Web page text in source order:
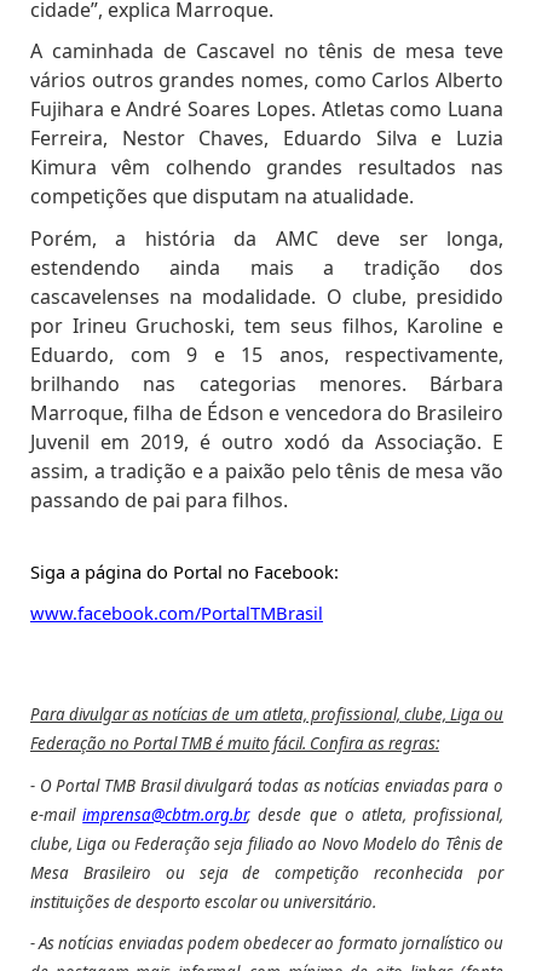
cidade”, explica Marroque.
A caminhada de Cascavel no tênis de mesa teve
vários outros grandes nomes, como Carlos Alberto
Fujihara e André Soares Lopes. Atletas como Luana
Ferreira, Nestor Chaves, Eduardo Silva e Luzia
Kimura vêm colhendo grandes resultados nas
competições que disputam na atualidade.
Porém, a história da AMC deve ser longa,
estendendo ainda mais a tradição dos
cascavelenses na modalidade. O clube, presidido
por Irineu Gruchoski, tem seus filhos, Karoline e
Eduardo, com 9 e 15 anos, respectivamente,
brilhando nas categorias menores. Bárbara
Marroque, filha de Édson e vencedora do Brasileiro
Juvenil em 2019, é outro xodó da Associação. E
assim, a tradição e a paixão pelo tênis de mesa vão
passando de pai para filhos.
Siga a página do Portal no Facebook:
www.facebook.com/PortalTMBrasil
Para divulgar as notícias de um atleta, profissional, clube, Liga ou
Federação no Portal TMB é muito fácil. Confira as regras:
- O Portal TMB Brasil divulgará todas as notícias enviadas para o
e-mailimprensa@cbtm.org.br, desde que o atleta, profissional,
clube, Liga ou Federação seja filiado ao Novo Modelo do Tênis de
Mesa Brasileiro ou seja de competição reconhecida por
instituições de desporto escolar ou universitário.
- As notícias enviadas podem obedecer ao formato jornalístico ou